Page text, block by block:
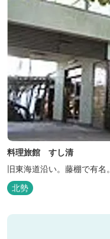
料理旅館 すし清
旧東海道沿い。藤棚で有名。
北勢